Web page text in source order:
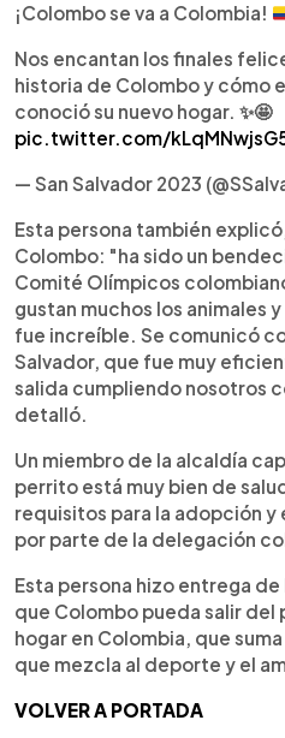
¡Colombo se va a Colombia!
Nos encantan los finales
historia de Colombo y cómo
conoció su nuevo hogar. ✨🤩
pic.twitter.com/
— San Salvador 2023
Esta persona también
Colombo: "ha sido un
Comité Olímpicos
gustan muchos los animales
fue increíble. Se comunicó
Salvador, que fue muy
salida cumpliendo nosotros
detalló.
Un miembro de la alcaldía
perrito está muy bien de
requisitos para la adopción
por parte de la delegación
Esta persona hizo entrega
que Colombo pueda salir del
hogar en Colombia, que
que mezcla al deporte y el
VOLVER A PORTADA